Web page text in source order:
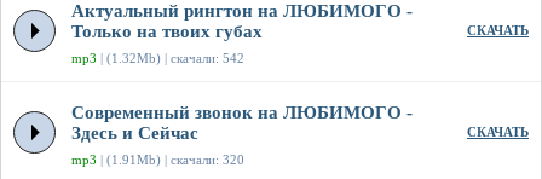
Актуальный рингтон на ЛЮБИМОГО -
Только на твоих губах
mp3 | (1.32Mb) | скачали: 542
СКАЧАТЬ
Современный звонок на ЛЮБИМОГО -
Здесь и Сейчас
mp3 | (1.91Mb) | скачали: 320
СКАЧАТЬ